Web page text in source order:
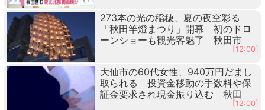
273本の光の稲穂、夏の夜空彩る
「秋田竿燈まつり」開幕 初のドロ
ーンショーも観光客魅了 秋田市
[12:00]
大仙市の60代女性、940万円だまし
取られる 投資金移動の手数料や保
証金要求され現金振り込む 秋田
[12:00]